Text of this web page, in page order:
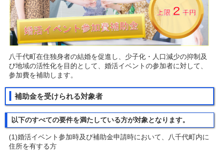
八千代町在住独身者の結婚を促進し、少子化・人口減少の抑制及
び地域の活性化を目的として、婚活イベントの参加者に対して、
参加費を補助します。
補助金を受けられる対象者
以下のすべての要件を満たしている方が対象となります。
(1)婚活イベント参加時及び補助金申請時において、八千代町内に
住所を有する方